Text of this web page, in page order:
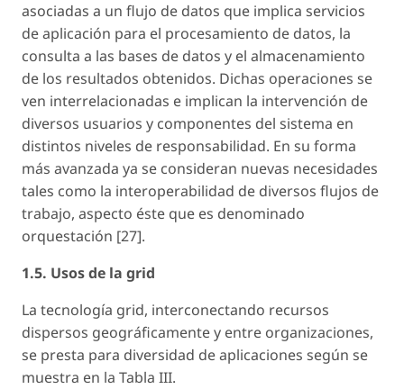
asociadas a un flujo de datos que implica servicios
de aplicación para el procesamiento de datos, la
consulta a las bases de datos y el almacenamiento
de los resultados obtenidos. Dichas operaciones se
ven interrelacionadas e implican la intervención de
diversos usuarios y componentes del sistema en
distintos niveles de responsabilidad. En su forma
más avanzada ya se consideran nuevas necesidades
tales como la interoperabilidad de diversos flujos de
trabajo, aspecto éste que es denominado
orquestación [27].
1.5. Usos de la grid
La tecnología grid, interconectando recursos
dispersos geográficamente y entre organizaciones,
se presta para diversidad de aplicaciones según se
muestra en la Tabla III.